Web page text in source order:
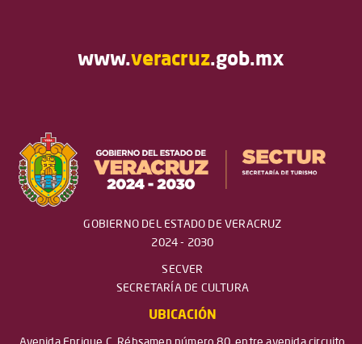
www.veracruz.gob.mx
GOBIERNO DEL ESTADO DE VERACRUZ
2024 - 2030
SECVER
SECRETARÍA DE CULTURA
UBICACIÓN